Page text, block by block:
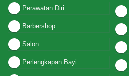
Perawatan Diri
Barbershop
Salon
Perlengkapan Bayi